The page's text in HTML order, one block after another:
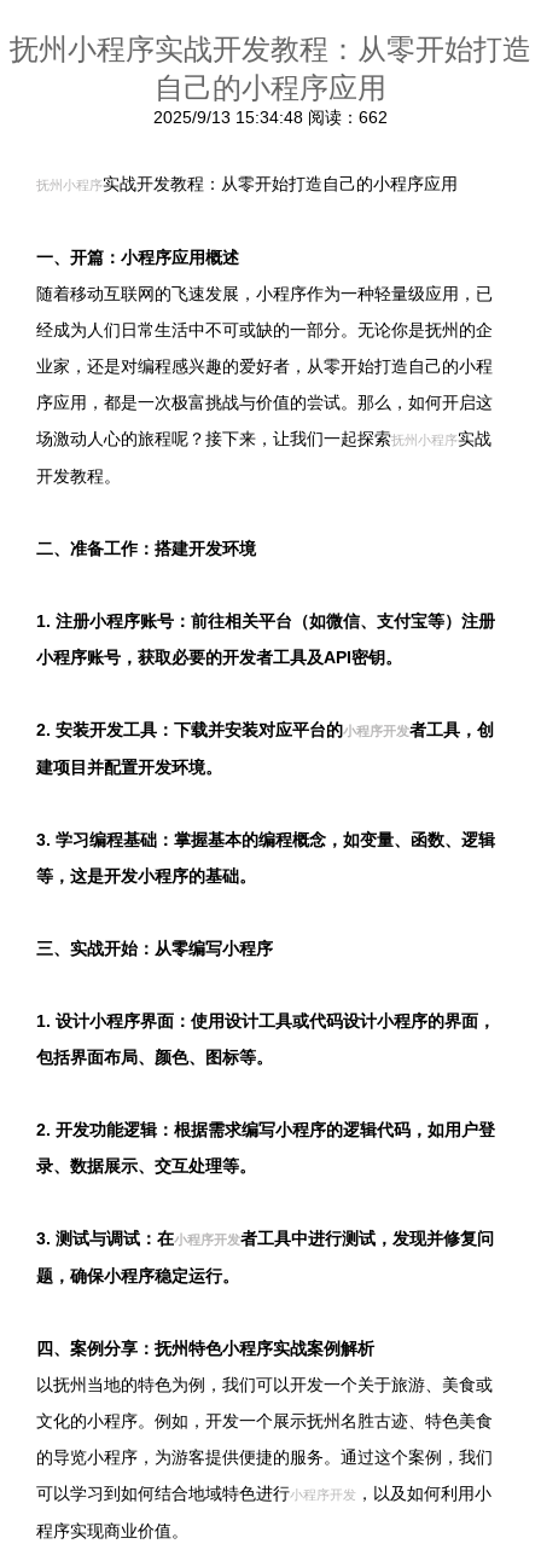
抚州小程序实战开发教程：从零开始打造
自己的小程序应用
2025/9/13 15:34:48 阅读：662
抚州小程序实战开发教程：从零开始打造自己的小程序应用
一、开篇：小程序应用概述
随着移动互联网的飞速发展，小程序作为一种轻量级应用，已
经成为人们日常生活中不可或缺的一部分。无论你是抚州的企
业家，还是对编程感兴趣的爱好者，从零开始打造自己的小程
序应用，都是一次极富挑战与价值的尝试。那么，如何开启这
场激动人心的旅程呢？接下来，让我们一起探索抚州小程序实战
开发教程。
二、准备工作：搭建开发环境
1. 注册小程序账号：前往相关平台（如微信、支付宝等）注册
小程序账号，获取必要的开发者工具及API密钥。
2. 安装开发工具：下载并安装对应平台的小程序开发者工具，创
建项目并配置开发环境。
3. 学习编程基础：掌握基本的编程概念，如变量、函数、逻辑
等，这是开发小程序的基础。
三、实战开始：从零编写小程序
1. 设计小程序界面：使用设计工具或代码设计小程序的界面，
包括界面布局、颜色、图标等。
2. 开发功能逻辑：根据需求编写小程序的逻辑代码，如用户登
录、数据展示、交互处理等。
3. 测试与调试：在小程序开发者工具中进行测试，发现并修复问
题，确保小程序稳定运行。
四、案例分享：抚州特色小程序实战案例解析
以抚州当地的特色为例，我们可以开发一个关于旅游、美食或
文化的小程序。例如，开发一个展示抚州名胜古迹、特色美食
的导览小程序，为游客提供便捷的服务。通过这个案例，我们
可以学习到如何结合地域特色进行小程序开发 ，以及如何利用小
程序实现商业价值。